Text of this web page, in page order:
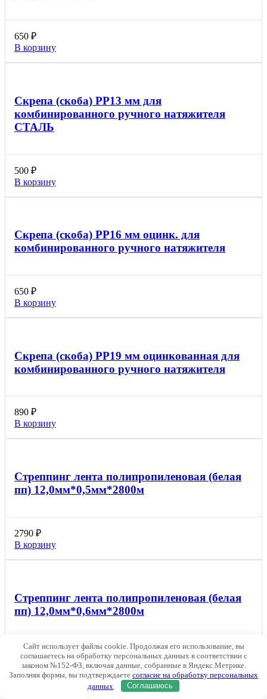
650 ₽
В корзину
Скрепа (скоба) PP13 мм для
комбинированного ручного натяжителя
СТАЛЬ
500 ₽
В корзину
Скрепа (скоба) PP16 мм оцинк. для
комбинированного ручного натяжителя
650 ₽
В корзину
Скрепа (скоба) PP19 мм оцинкованная для
комбинированного ручного натяжителя
890 ₽
В корзину
Стреппинг лента полипропиленовая (белая
пп) 12,0мм*0,5мм*2800м
2790 ₽
В корзину
Стреппинг лента полипропиленовая (белая
пп) 12,0мм*0,6мм*2800м
2600₽
В корзину
Сайт использует файлы cookie. Продолжая его использование, вы
соглашаетесь на обработку персональных данных в соответствии с
законом №152-ФЗ, включая данные, собранные в Яндекс.Метрике.
Заполняя формы, вы подтверждаете согласие на обработку персональных
данных
Соглашаюсь